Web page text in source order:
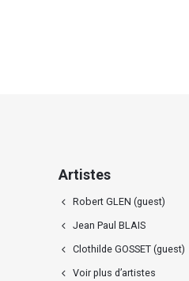
Artistes
Robert GLEN (guest)
Jean Paul BLAIS
Clothilde GOSSET (guest)
Voir plus d’artistes